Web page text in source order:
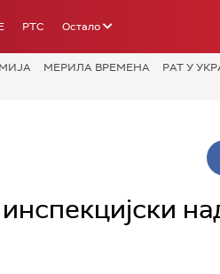
РТС Остало
МЕРИЛА ВРЕМЕНА РАТ У